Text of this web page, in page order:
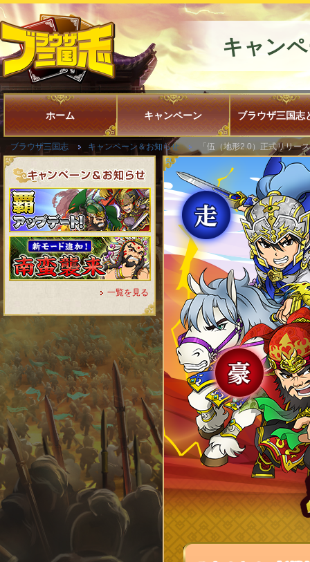
キャン
ホーム キャンペーン ブラウザ三国志
ブラウザ三国志 キャンペーン＆お知らせ 「伍（地形2.0）正式リリー
一覧を見る